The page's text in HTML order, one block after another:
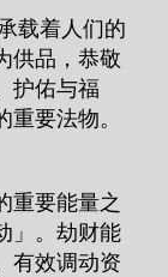
载着人们的
供品，恭敬
护佑与福
要法物。
重要能量之
」。劫财能
有效调动资